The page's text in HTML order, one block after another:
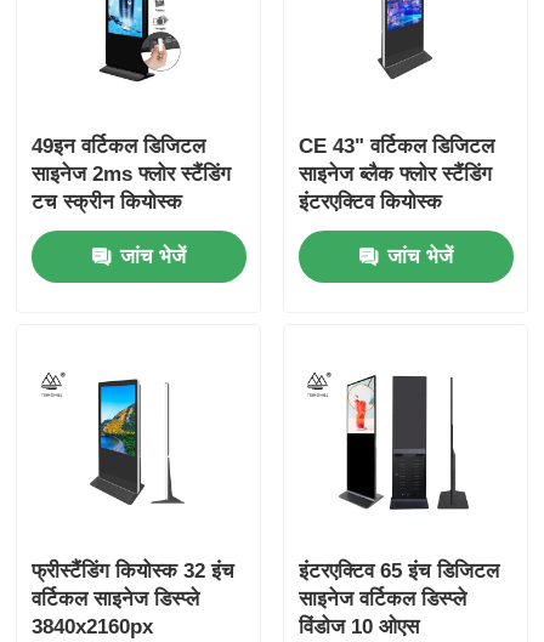
49इन वर्टिकल डिजिटल
साइनेज 2ms फ्लोर स्टैंडिंग
टच स्क्रीन कियोस्क
जांच भेजें
CE 43" वर्टिकल डिजिटल
साइनेज ब्लैक फ्लोर स्टैंडिंग
इंटरएक्टिव कियोस्क
जांच भेजें
फ्रीस्टैंडिंग कियोस्क 32 इंच
वर्टिकल साइनेज डिस्प्ले
3840x2160px
इंटरएक्टिव 65 इंच डिजिटल
साइनेज वर्टिकल डिस्प्ले
विंडोज 10 ओएस